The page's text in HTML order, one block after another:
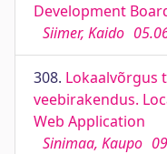
Development
Siimer, Kaido
308. Lokaalvõrgus
veebirakendus.
Web Application
Sinimaa, Kaupo